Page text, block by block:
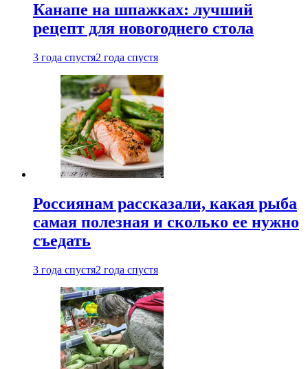
Канапе на шпажках: лучший
рецепт для новогоднего стола
3 года спустя2 года спустя
Россиянам рассказали, какая рыба
самая полезная и сколько ее нужно
съедать
3 года спустя2 года спустя